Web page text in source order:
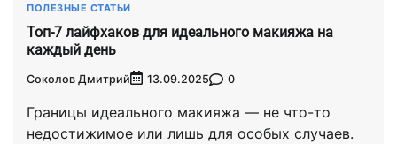
ПОЛЕЗНЫЕ СТАТЬИ
Топ-7 лайфхаков для идеального макияжа на
каждый день
Соколов Дмитрий 13.09.2025 0
Границы идеального макияжа — не что-то
недостижимое или лишь для особых случаев.